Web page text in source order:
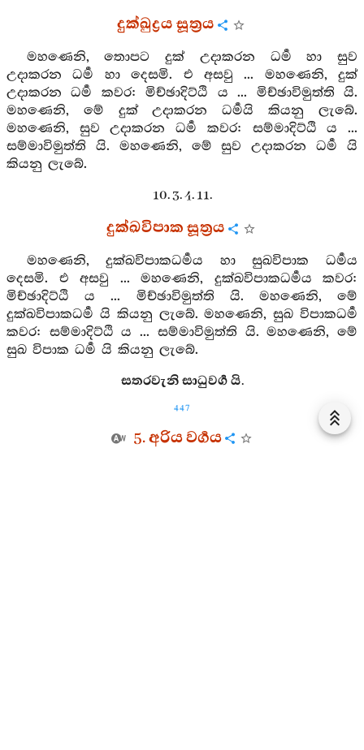
දුක්ඛුද්‍රය සූත්‍රය
මහණෙනි, තොපට දුක් උදාකරන ධර්‍ම හා සුව
උදාකරන ධර්‍ම හා දෙසමි. එ අසවු ... මහණෙනි, දුක්
උදාකරන ධර්‍ම කවර: මිච්ඡාදිට්ඨි ය ... මිච්ඡාවිමුත්ති යි.
මහණෙනි, මේ දුක් උදාකරන ධර්‍මයි කියනු ලැබේ.
මහණෙනි, සුව උදාකරන ධර්‍ම කවර: සම්මාදිට්ඨි ය ...
සම්මාවිමුත්ති යි. මහණෙනි, මේ සුව උදාකරන ධර්‍ම යි
කියනු ලැබේ.
10. 3. 4. 11.
දුක්ඛවිපාක සූත්‍රය
මහණෙනි, දුක්ඛවිපාකධර්‍මය හා සුඛවිපාක ධර්‍මය
දෙසමි. එ අසවු ... මහණෙනි, දුක්ඛවිපාකධර්‍මය කවර:
මිච්ඡාදිට්ඨි ය ... මිච්ඡාවිමුත්ති යි. මහණෙනි, මේ
දුක්ඛවිපාකධර්‍ම යි කියනු ලැබේ. මහණෙනි, සුඛ විපාකධර්‍ම
කවර: සම්මාදිට්ඨි ය ... සම්මාවිමුත්ති යි. මහණෙනි, මේ
සුඛ විපාක ධර්‍ම යි කියනු ලැබේ.
සතරවැනි සාධුවර්‍ග යි.
447
5. අරිය වර්‍ගය